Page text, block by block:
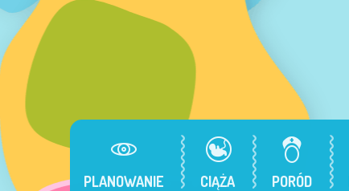
PLANOWANIE CIĄŻA PORÓD